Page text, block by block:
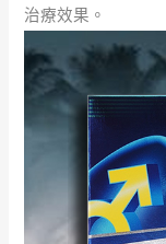
治療效果。